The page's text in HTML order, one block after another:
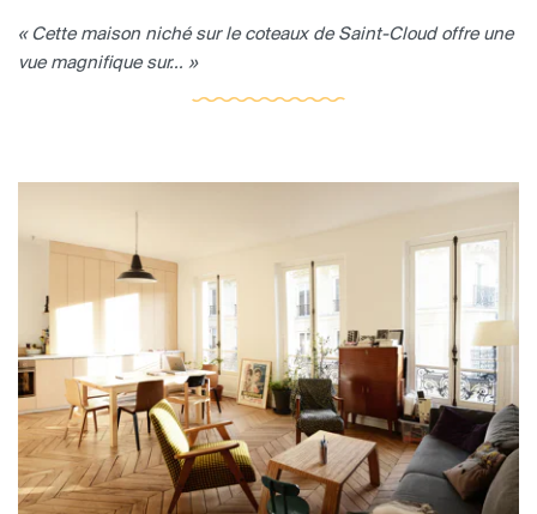
« Cette maison niché sur le coteaux de Saint-Cloud offre une
vue magnifique sur... »